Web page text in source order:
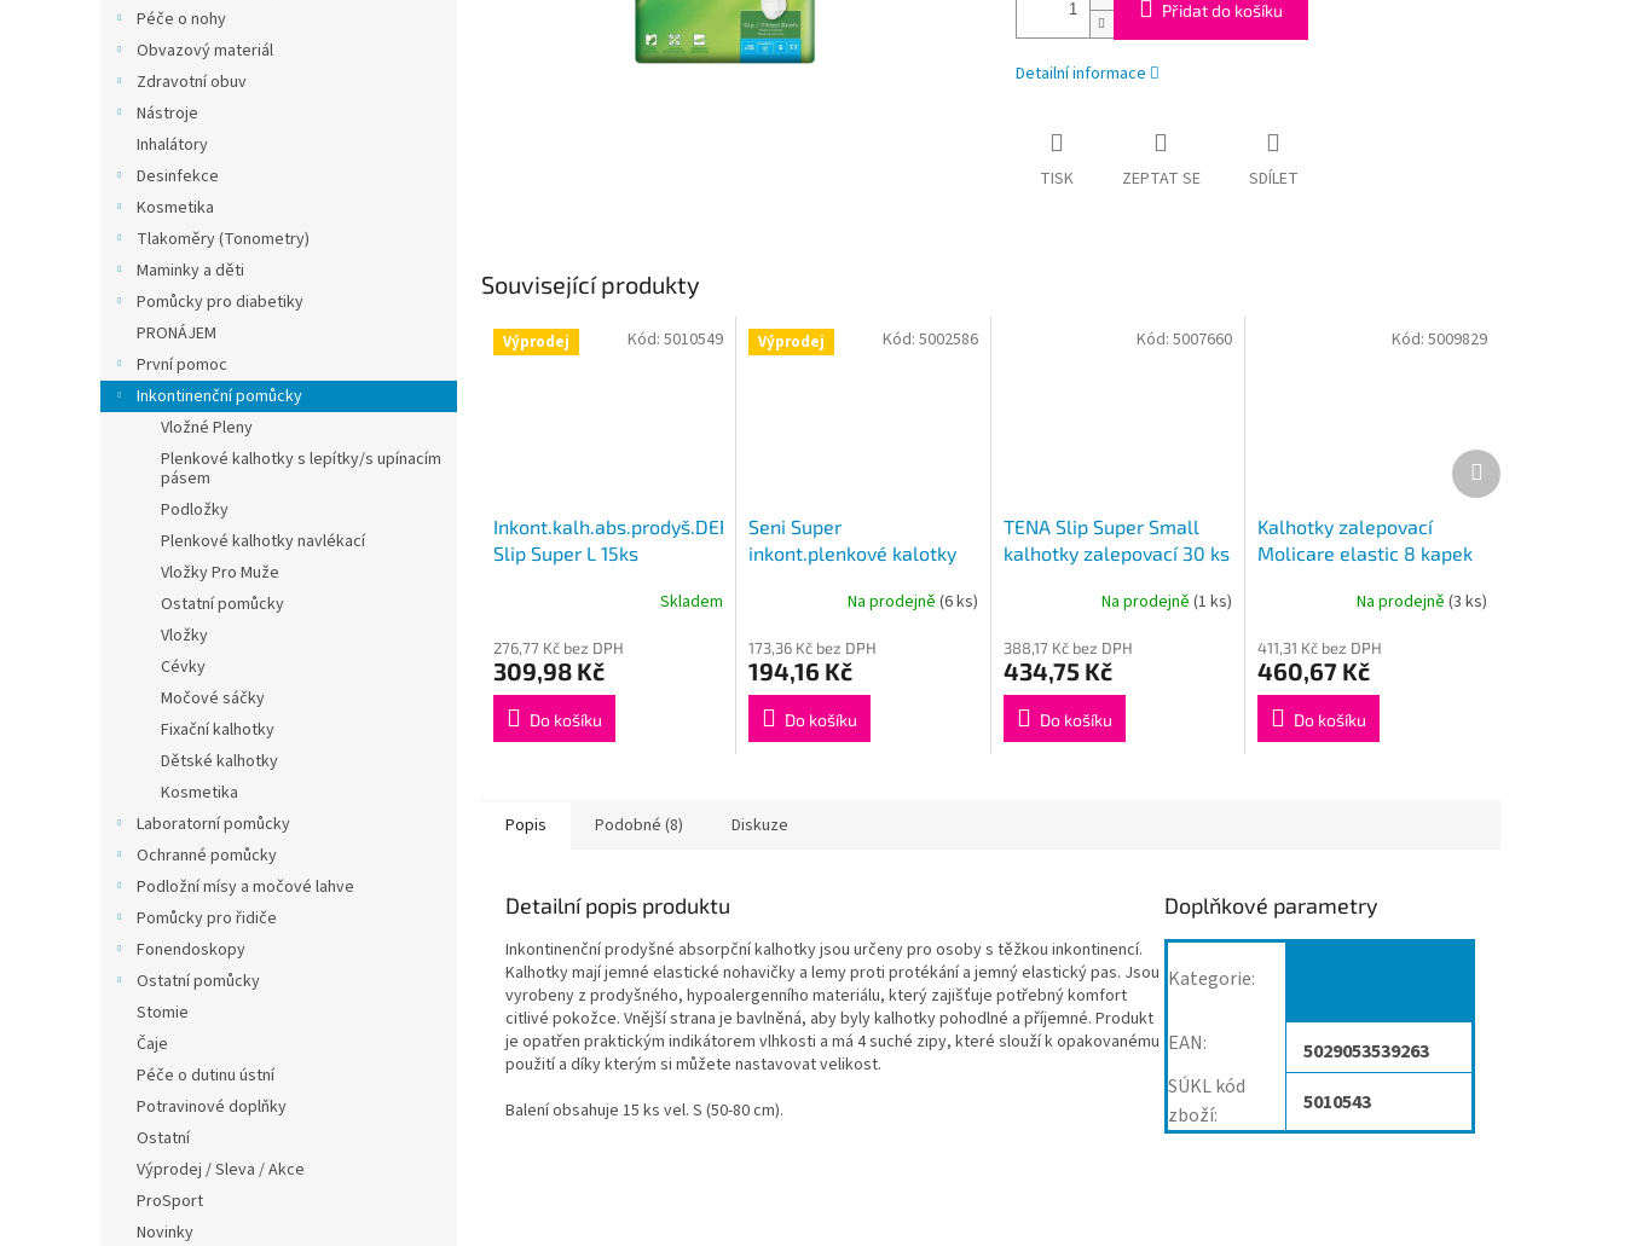
Péče o nohy
Obvazový materiál
Zdravotní obuv
Nástroje
Inhalátory
Desinfekce
Kosmetika
Tlakoměry (Tonometry)
Maminky a děti
Pomůcky pro diabetiky
PRONÁJEM
První pomoc
Inkontinenční pomůcky
Vložné Pleny
Plenkové kalhotky s lepítky/s upínacím
pásem
Podložky
Plenkové kalhotky navlékací
Vložky Pro Muže
Ostatní pomůcky
Vložky
Cévky
Močové sáčky
Fixační kalhotky
Dětské kalhotky
Kosmetika
Laboratorní pomůcky
Ochranné pomůcky
Podložní mísy a močové lahve
Pomůcky pro řidiče
Fonendoskopy
Ostatní pomůcky
Stomie
Čaje
Péče o dutinu ústní
Potravinové doplňky
Ostatní
Výprodej / Sleva / Akce
ProSport
Novinky
Přidat do košíku
Detailní informace
TISK ZEPTAT SE SDÍLET
Související produkty
Výprodej
Inkont.kalh.abs.prodyš.DEPEND
Slip Super L 15ks
Skladem
276,77 Kč bez DPH
309,98 Kč
Do košíku
Kód: 5010549 Výprodej
Seni Super
inkont.plenkové kalotky
Na prodejně (6 ks)
173,36 Kč bez DPH
194,16 Kč
Do košíku
Kód: 5002586
TENA Slip Super Small
kalhotky zalepovací 30 ks
Na prodejně(1 ks)
388,17 Kč bez DPH
434,75 Kč
Do košíku
Kód:5007660
Kalhotky zalepovací
Molicare elastic 8 kapek
Na prodejně (3 ks)
411,31 Kč bez DPH
460,67 Kč
Do košíku
Kód: 5009829
Další
produkt
Popis Podobné (8) Diskuze
Detailní popis produktu
Inkontinenční prodyšné absorpční kalhotky jsou určeny pro osoby s těžkou inkontinencí.
Kalhotky mají jemné elastické nohavičky a lemy proti protékání a jemný elastický pas. Jsou
vyrobeny z prodyšného, hypoalergenního materiálu, který zajišťuje potřebný komfort
citlivé pokožce. Vnější strana je bavlněná, aby byly kalhotky pohodlné a příjemné. Produkt
je opatřen praktickým indikátorem vlhkosti a má 4 suché zipy, které slouží k opakovanému
použití a díky kterým si můžete nastavovat velikost.
Balení obsahuje 15 ks vel. S (50-80 cm).
Doplňkové parametry
Kategorie:
EAN:
5029053539263
SÚKL kód
zboží: 5010543